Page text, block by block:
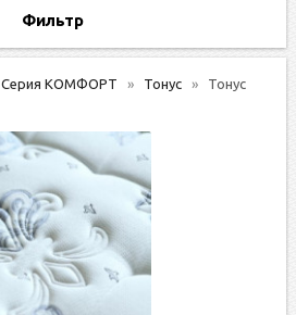
Фильтр
Серия КОМФОРТ Тонус
Тонуc